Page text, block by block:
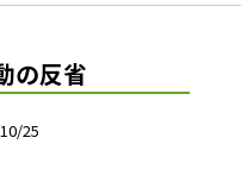
の反省
25